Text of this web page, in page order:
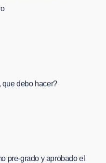
que debo hacer?
pre-grado y aprobado el